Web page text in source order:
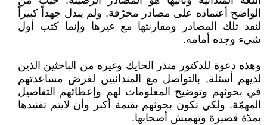
الواضح أعتماده على مصادر محرّفة, ولم يبذل جهداً كبيراً
لنقد تلك المصادر ومقارنتها مع غيرها وإنما كتب أول
شيء وجده أمامه.
وهذه دعوة للدكتور منذر الحايك وغيره من الباحثين الذين
لديهم أسئلة, بالتواصل مع المندائيين لغرض مساعدتهم
في بحوثهم وتوضيح المعلومات لهم وإعطائهم التفاصيل
المهمّة. ولكي تكون بحوثهم بقيمة أكبر وأن لايتم تفنيدها
بمدّة قصيرة وتهميش أصحابها.